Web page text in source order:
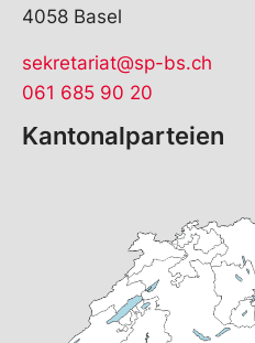
4058 Basel
sekretariat@sp-bs.ch
061 685 90 20
Kantonalparteien